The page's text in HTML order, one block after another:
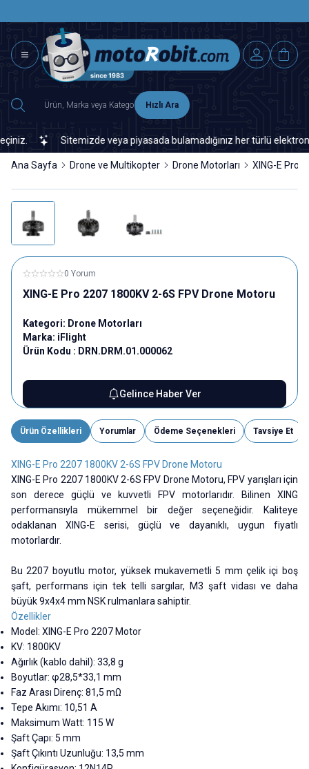
Hızlı Ara
Sitemizde veya piyasada bulamadığınız her türlü elektronik
Ana Sayfa Drone ve Multikopter Drone Motorları XING-E Pro
0 Yorum
XING-E Pro 2207 1800KV 2-6S FPV Drone Motoru
Kategori: Drone Motorları
Marka: iFlight
Ürün Kodu : DRN.DRM.01.000062
Gelince Haber Ver
Ürün Özellikleri Yorumlar Ödeme Seçenekleri Tavsiye Et
XING-E Pro 2207 1800KV 2-6S FPV Drone Motoru
XING-E Pro 2207 1800KV 2-6S FPV Drone Motoru, FPV yarışları için
son derece güçlü ve kuvvetli FPV motorlarıdır. Bilinen XING
performansıyla mükemmel bir değer seçeneğidir. Kaliteye
odaklanan XING-E serisi, güçlü ve dayanıklı, uygun fiyatlı
motorlardır.
Bu 2207 boyutlu motor, yüksek mukavemetli 5 mm çelik içi boş
şaft, performans için tek telli sargılar, M3 şaft vidası ve daha
büyük 9x4x4 mm NSK rulmanlara sahiptir.
Özellikler
Model: XING-E Pro 2207 Motor
KV: 1800KV
Ağırlık (kablo dahil): 33,8 g
Boyutlar: φ28,5*33,1 mm
Faz Arası Direnç: 81,5 mΩ
Tepe Akımı: 10,51 A
Maksimum Watt: 115 W
Şaft Çapı: 5 mm
Şaft Çıkıntı Uzunluğu: 13,5 mm